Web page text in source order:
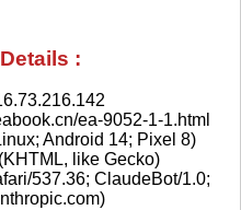
:
ea-9052-1-1.html
Android 14; Pixel 8)
like Gecko)
537.36; ClaudeBot/1.0;